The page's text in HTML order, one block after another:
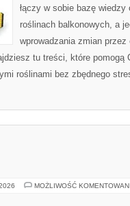
łączy w sobie bazę
roślinach balkonowych, a
wprowadzania zmian przez
tu treści, które pomogą
roślinami bez zbędnego
MOŻLIWOŚĆ